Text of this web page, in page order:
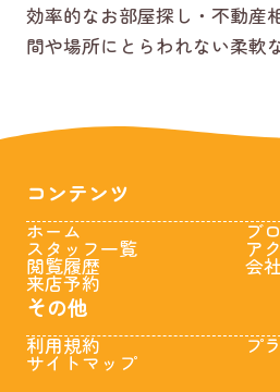
効率的なお部屋探し・不動産
間や場所にとらわれない柔軟
コンテンツ
ホーム
スタッフ一覧
閲覧履歴
来店予約
ブ
ア
会
その他
利用規約
サイトマップ
プ